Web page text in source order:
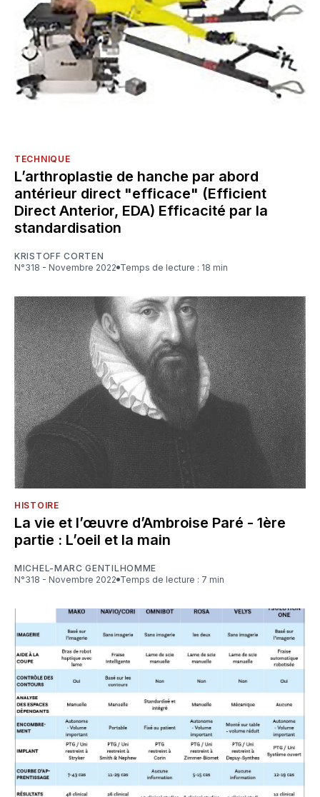
TECHNIQUE
L’arthroplastie de hanche par abord
antérieur direct "efficace" (Efficient
Direct Anterior, EDA) Efficacité par la
standardisation
KRISTOFF CORTEN
N°318 - Novembre 2022
Temps de lecture : 18 min
HISTOIRE
La vie et l’œuvre d’Ambroise Paré - 1ère
partie : L’oeil et la main
MICHEL-MARC GENTILHOMME
N°318 - Novembre 2022
Temps de lecture : 7 min